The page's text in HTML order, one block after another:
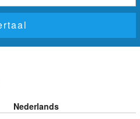
Nederlands